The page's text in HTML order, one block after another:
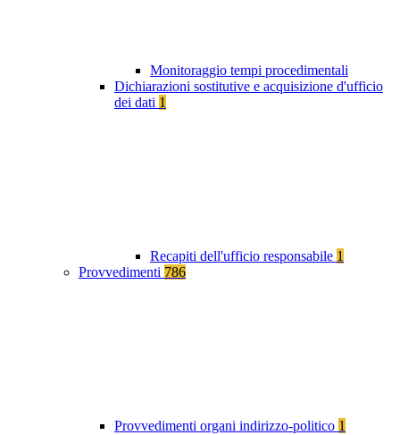
Monitoraggio tempi procedimentali
Dichiarazioni sostitutive e acquisizione d'ufficio
dei dati 1
Recapiti dell'ufficio responsabile 1
Provvedimenti 786
Provvedimenti organi indirizzo-politico 1